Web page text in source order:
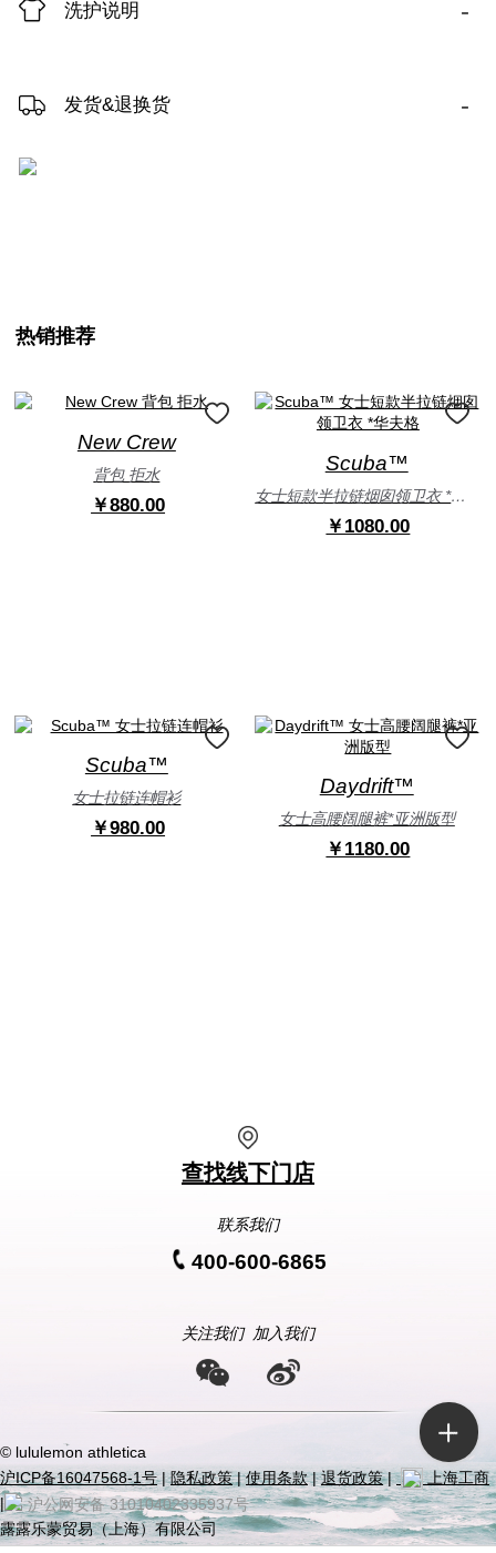
洗护说明 -
发货&退换货 -
热销推荐
New Crew
背包 拒水
￥880.00
Scuba™
女士短款半拉链烟囱领卫衣 *华夫格
￥1080.00
Scuba™
女士拉链连帽衫
￥980.00
Daydrift™
女士高腰阔腿裤*亚洲版型
￥1180.00
查找线下门店
联系我们
400-600-6865
关注我们 加入我们
© lululemon athletica
沪ICP备16047568-1号|隐私政策|使用条款|退货政策|
上海工商
|
沪公网安备 31010402335937号
露露乐蒙贸易（上海）有限公司